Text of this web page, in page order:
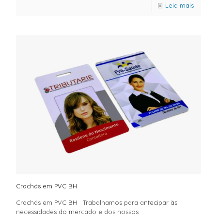
Leia mais
Crachás em PVC BH
Crachás em PVC BH Trabalhamos para antecipar às
necessidades do mercado e dos nossos